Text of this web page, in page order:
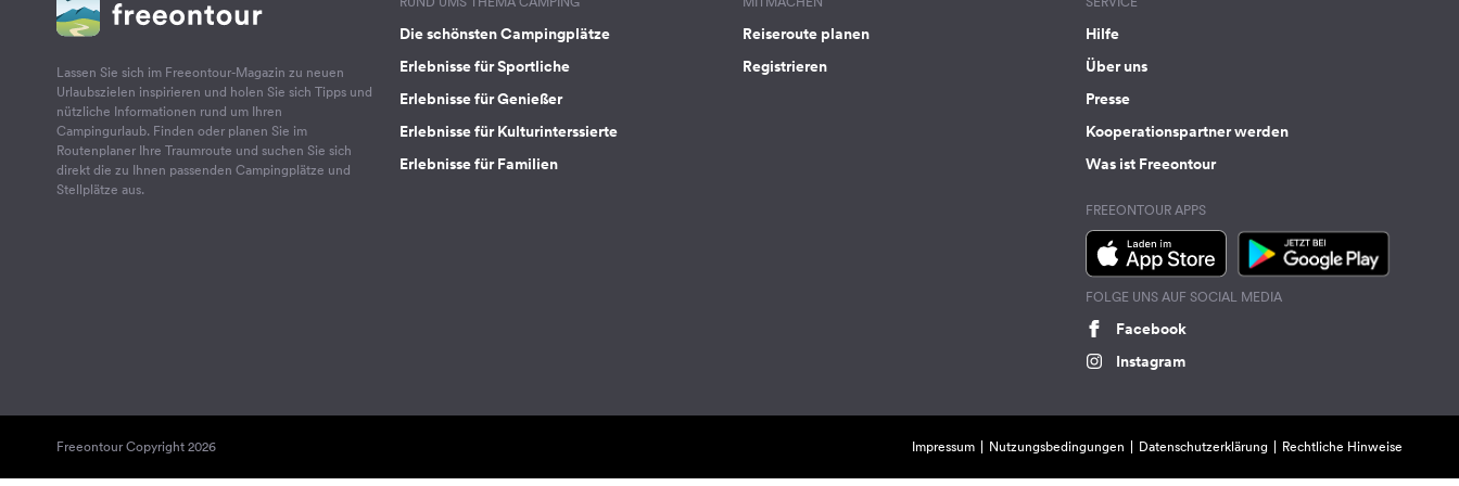
Lassen Sie sich im Freeontour-Magazin zu neuen
Urlaubszielen inspirieren und holen Sie sich Tipps und
nützliche Informationen rund um Ihren
Campingurlaub. Finden oder planen Sie im
Routenplaner Ihre Traumroute und suchen Sie sich
direkt die zu Ihnen passenden Campingplätze und
Stellplätze aus.
Die schönsten Campingplätze
Erlebnisse für Sportliche
Erlebnisse für Genießer
Erlebnisse für Kulturinterssierte
Erlebnisse für Familien
Reiseroute planen
Registrieren
Hilfe
Über uns
Presse
Kooperationspartner werden
Was ist Freeontour
FREEONTOUR APPS
FOLGE UNS AUF SOCIAL MEDIA
Facebook
Instagram
Freeontour Copyright 2026 Impressum Nutzungsbedingungen Datenschutzerklärung Rechtliche Hinweise